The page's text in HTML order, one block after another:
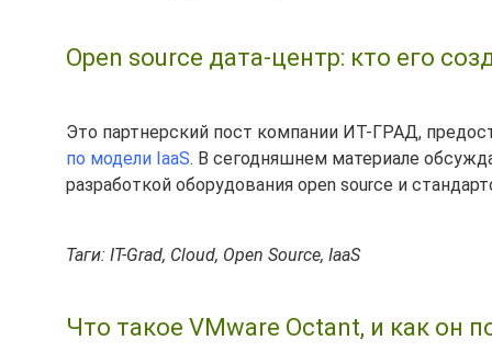
Open source дата-центр: кто его
Это партнерский пост компании ИТ-ГРАД,
по модели IaaS. В сегодняшнем материале
разработкой оборудования open source и
Таги: IT-Grad, Cloud, Open Source, IaaS
Что такое VMware Octant, и как он